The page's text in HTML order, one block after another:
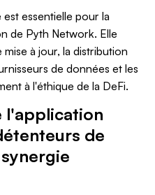
essentielle pour la
de Pyth Network. Elle
à jour, la distribution
de données et les
à l'éthique de la DeFi.
l'application
de